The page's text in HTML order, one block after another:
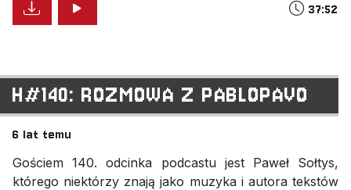
37:52
H#140: ROZMOWA Z PABLOPAVO
6 lat temu
Gościem 140. odcinka podcastu jest Paweł Sołtys,
którego niektórzy znają jako muzyka i autora tekstów